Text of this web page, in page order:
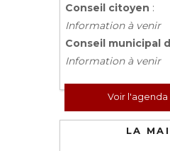
Conseil citoyen :
Information à venir
Conseil municipal
Information à venir
Voir
LA